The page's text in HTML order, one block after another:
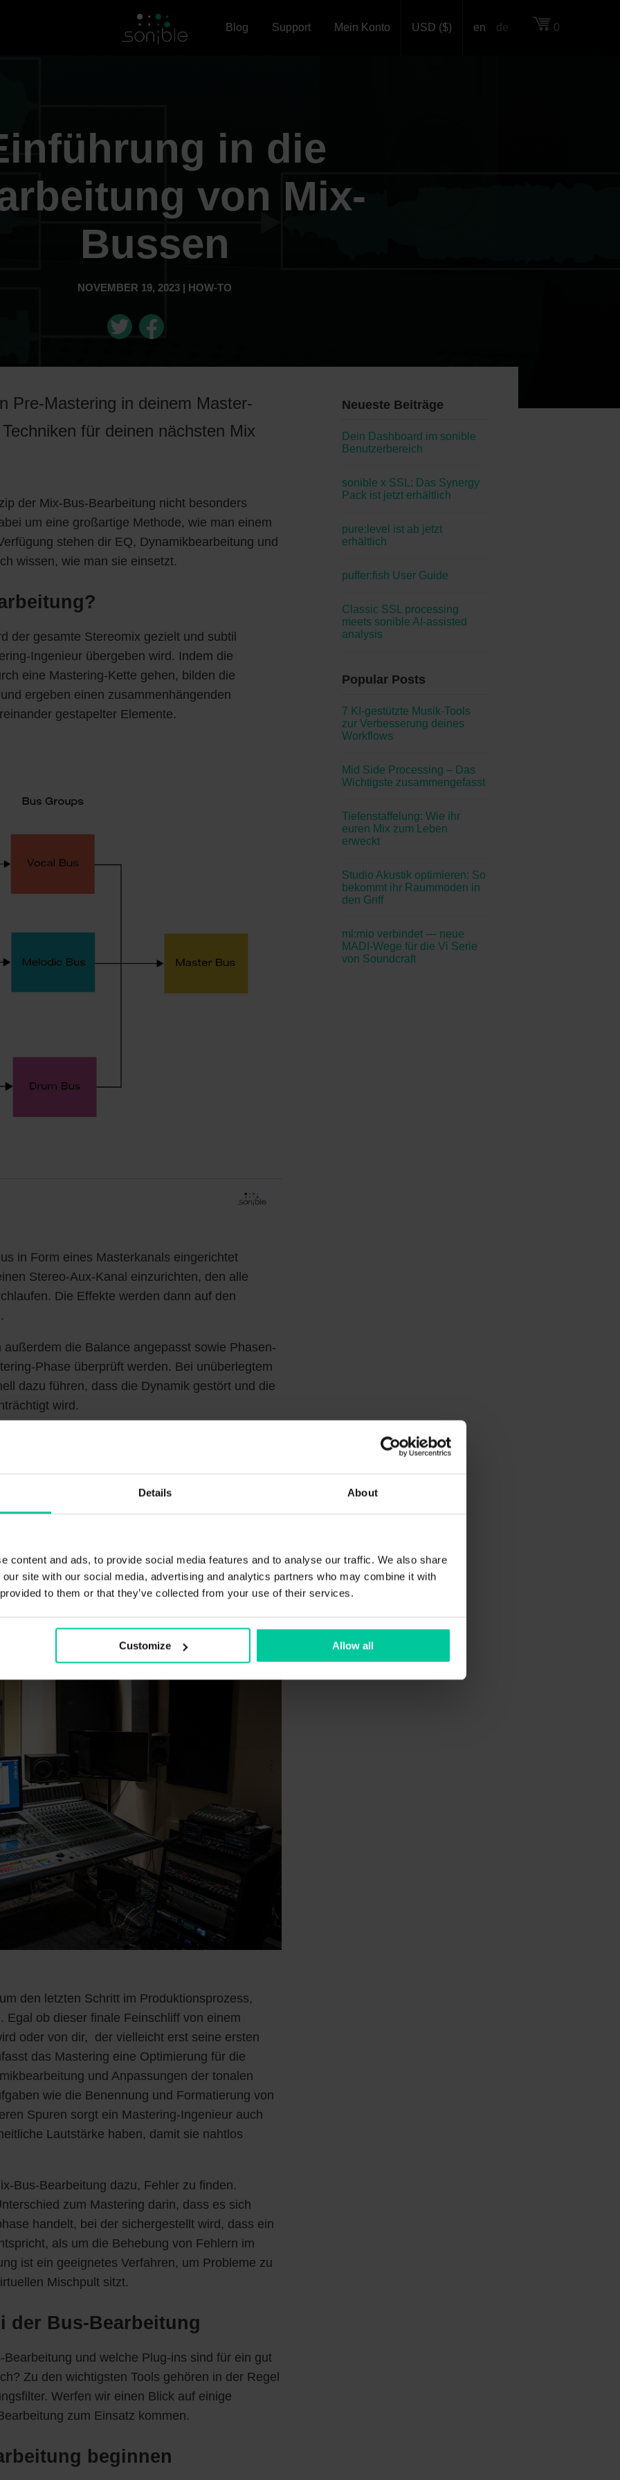
Details About
content and ads, to provide social media features and to analyse our traffic. We also share
site with our social media, advertising and analytics partners who may combine it with
to them or that they’ve collected from your use of their services.
Customize Allow all
0
en de
USD ($)
Blog Support Mein Konto
in die
von Mix-
Bussen
NOVEMBER 19, 2023 | HOW-TO
Neueste Beiträge
Dein Dashboard im sonible
Benutzerbereich
sonible x SSL: Das Synergy
Pack ist jetzt erhältlich
pure:level ist ab jetzt
erhältlich
puffer:fish User Guide
Classic SSL processing
meets sonible AI-assisted
analysis
Popular Posts
7 KI-gestützte Musik-Tools
zur Verbesserung deines
Workflows
Mid Side Processing – Das
Wichtigste zusammengefasst
Tiefenstaffelung: Wie ihr
euren Mix zum Leben
erweckt
Studio Akustik optimieren: So
bekommt ihr Raummoden in
den Griff
ml:mio verbindet — neue
MADI-Wege für die Vi Serie
von Soundcraft
Pre-Mastering in deinem Master-
für deinen nächsten Mix
der Mix-Bus-Bearbeitung nicht besonders
um eine großartige Methode, wie man einem
stehen dir EQ, Dynamikbearbeitung und
wissen, wie man sie einsetzt.
der gesamte Stereomix gezielt und subtil
Ingenieur übergeben wird. Indem die
eine Mastering-Kette gehen, bilden die
ergeben einen zusammenhängenden
gestapelter Elemente.
in Form eines Masterkanals eingerichtet
Stereo-Aux-Kanal einzurichten, den alle
Die Effekte werden dann auf den
die Balance angepasst sowie Phasen-
Phase überprüft werden. Bei unüberlegtem
dazu führen, dass die Dynamik gestört und die
wird.
die Mix-Bus-Bearbeitung
und dir die Mix-Bus-Bearbeitung noch immer wie
vorkommt, lass dich überraschen, denn
diesen beiden wichtigen Schritten der
wird bei der Mix-Bus-Bearbeitung der
dessen Endergebnis ein Pre-Master ist,
den letzten Schritt im Produktionsprozess,
Egal ob dieser finale Feinschliff von einem
oder von dir, der vielleicht erst seine ersten
das Mastering eine Optimierung für die
und Anpassungen der tonalen
wie die Benennung und Formatierung von
Spuren sorgt ein Mastering-Ingenieur auch
Lautstärke haben, damit sie nahtlos
Bus-Bearbeitung dazu, Fehler zu finden.
zum Mastering darin, dass es sich
handelt, bei der sichergestellt wird, dass ein
als um die Behebung von Fehlern im
ist ein geeignetes Verfahren, um Probleme zu
Mischpult sitzt.
der Bus-Bearbeitung
und welche Plug-ins sind für ein gut
Zu den wichtigsten Tools gehören in der Regel
Werfen wir einen Blick auf einige
zum Einsatz kommen.
beginnen